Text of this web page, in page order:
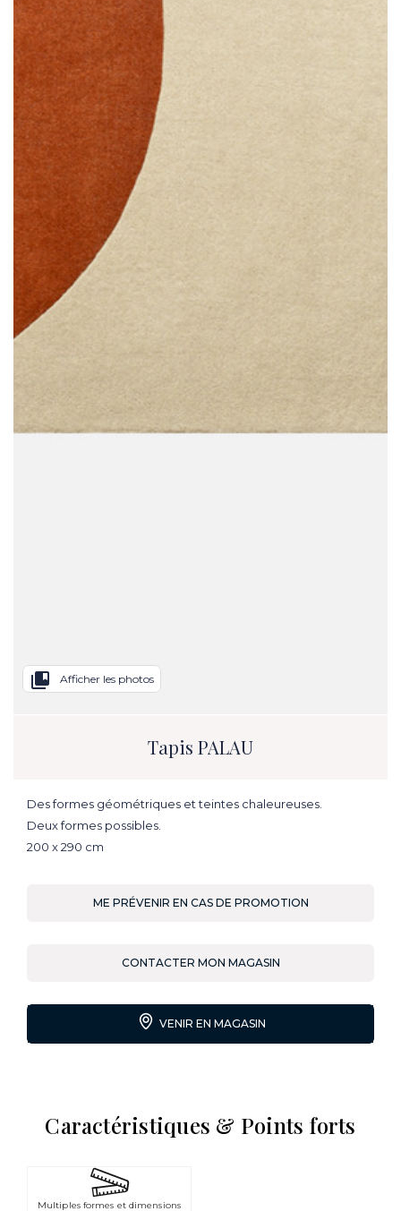
collections_bookmark Afficher les photos
Tapis PALAU
Des formes géométriques et teintes chaleureuses.
Deux formes possibles.
200 x 290 cm
ME PRÉVENIR EN CAS DE PROMOTION
CONTACTER MON MAGASIN
VENIR EN MAGASIN
Caractéristiques & Points forts
Multiples formes et dimensions